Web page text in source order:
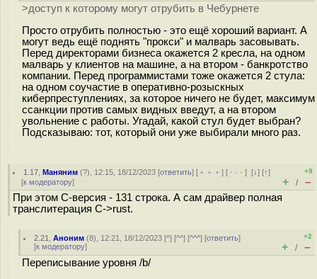
>доступ к которому могут отрубить в Чебурнете
Просто отрубить полностью - это ещё хороший вариант. А
могут ведь ещё поднять "прокси" и малварь засовывать.
Перед директорами бизнеса окажется 2 кресла, на одном
малварь у клиентов на машине, а на втором - банкротство
компании. Перед программистами тоже окажется 2 стула:
на одном соучастие в оперативно-розыскных
киберпреступлениях, за которое ничего не будет, максимум
ссанкции против самых видных введут, а на втором
увольнение с работы. Угадай, какой стул будет выбран?
Подсказываю: тот, который они уже выбирали много раз.
1.17 ,Маняним (?), 12:15, 18/12/2023 [ответить] [ ﹢﹢﹢] [ · · ·][↓] [↑]
[к модератору]
+9
+ / –
При этом C-версия - 131 строка. А сам драйвер полная
транслитерация C->rust.
2.21 ,Аноним (8), 12:21, 18/12/2023 [^] [^^] [^^^] [ответить]
[к модератору]
+2
+ / –
Переписывание уровня /b/